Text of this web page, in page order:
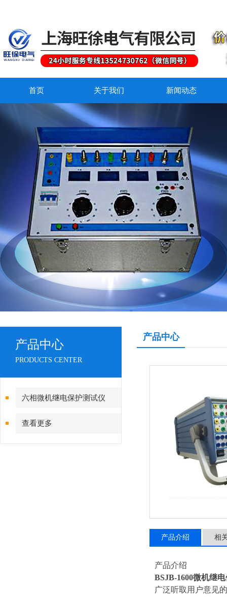
首页 关于我们 新闻动态
产品中心
PRODUCTS CENTER
六相微机继电保护测试仪
查看更多
产品中心
产品介绍 相
产品介绍
BSJB-1600微机继
广泛听取用户意见